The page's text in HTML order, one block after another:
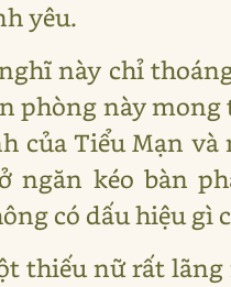
yêu.
này chỉ
phòng này
của Tiểu Mạn
ngăn kéo bàn
có dấu hiệu gì
thiếu nữ rất